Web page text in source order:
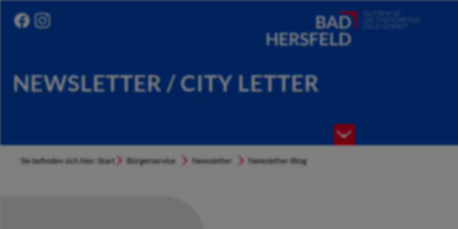
NEWSLETTER / CITY LETTER
Sie befinden sich hier: Start Bürgerservice Newsletter Newsletter-Blog